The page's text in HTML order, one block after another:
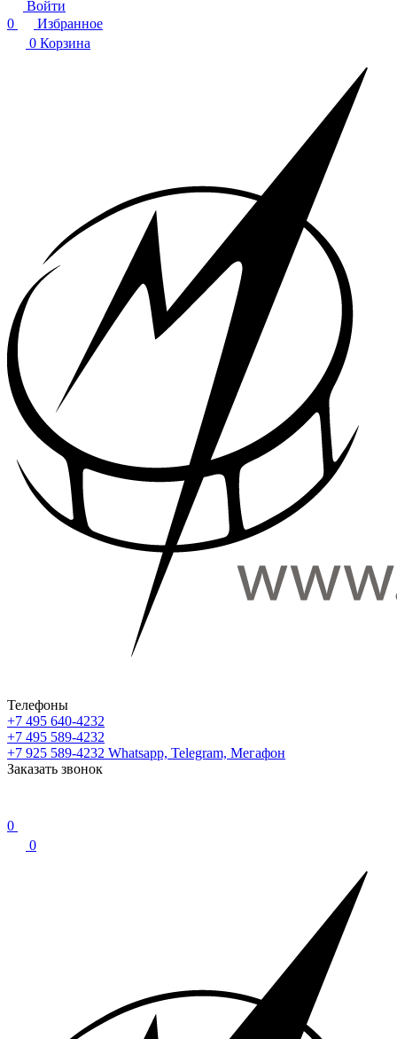
Войти
0
Избранное
0 Корзина
Телефоны
+7 495 640-4232
+7 495 589-4232
+7 925 589-4232 Whatsapp, Telegram, Мегафон
Заказать звонок
0
0